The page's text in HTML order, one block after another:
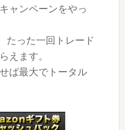
ャンペーンをやっ
たった一回トレード
えます。
ば最大でトータル